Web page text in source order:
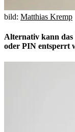
bild: Matthias Kremp
Alternativ kann das
oder PIN entsperrt